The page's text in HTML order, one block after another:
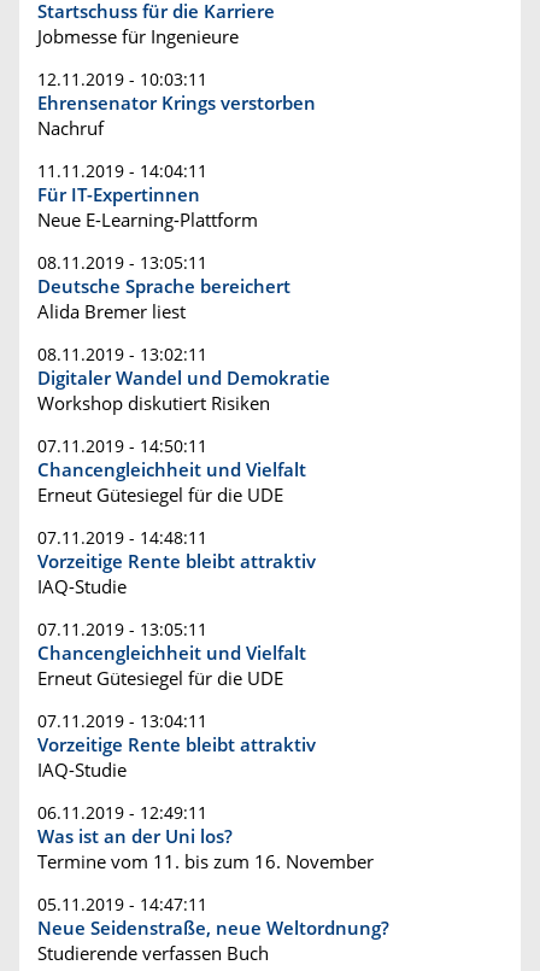
Startschuss für die Karriere
Jobmesse für Ingenieure
12.11.2019 - 10:03:11
Ehrensenator Krings verstorben
Nachruf
11.11.2019 - 14:04:11
Für IT-Expertinnen
Neue E-Learning-Plattform
08.11.2019 - 13:05:11
Deutsche Sprache bereichert
Alida Bremer liest
08.11.2019 - 13:02:11
Digitaler Wandel und Demokratie
Workshop diskutiert Risiken
07.11.2019 - 14:50:11
Chancengleichheit und Vielfalt
Erneut Gütesiegel für die UDE
07.11.2019 - 14:48:11
Vorzeitige Rente bleibt attraktiv
IAQ-Studie
07.11.2019 - 13:05:11
Chancengleichheit und Vielfalt
Erneut Gütesiegel für die UDE
07.11.2019 - 13:04:11
Vorzeitige Rente bleibt attraktiv
IAQ-Studie
06.11.2019 - 12:49:11
Was ist an der Uni los?
Termine vom 11. bis zum 16. November
05.11.2019 - 14:47:11
Neue Seidenstraße, neue Weltordnung?
Studierende verfassen Buch